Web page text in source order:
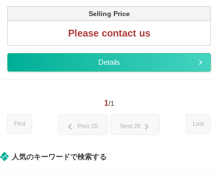
Selling Price
Please contact us
Details
1/1
First Last
chevron_left Prev 20 Next 20 chevron_right
人気のキーワードで検索する